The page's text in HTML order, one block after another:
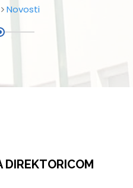
Novosti
DIREKTORICOM